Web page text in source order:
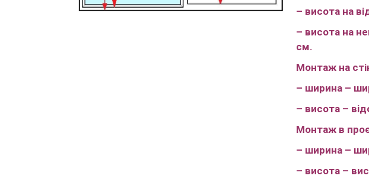
– висота на
– висота на
см.
Монтаж на
– ширина –
– висота –
Монтаж в
– ширина –
– висота –